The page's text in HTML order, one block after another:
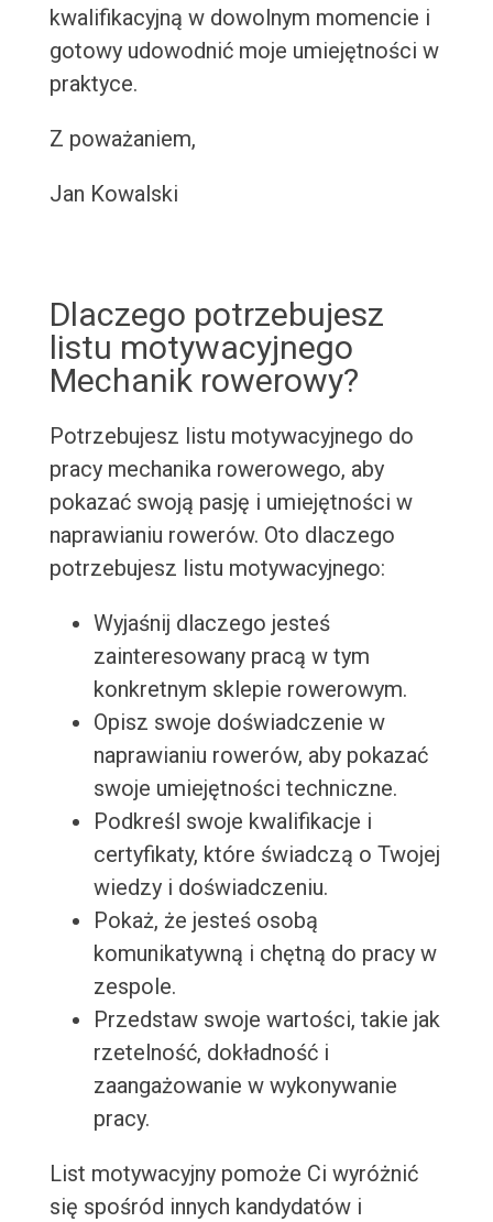
kwalifikacyjną w dowolnym momencie i
gotowy udowodnić moje umiejętności w
praktyce.
Z poważaniem,
Jan Kowalski
Dlaczego potrzebujesz
listu motywacyjnego
Mechanik rowerowy?
Potrzebujesz listu motywacyjnego do
pracy mechanika rowerowego, aby
pokazać swoją pasję i umiejętności w
naprawianiu rowerów. Oto dlaczego
potrzebujesz listu motywacyjnego:
Wyjaśnij dlaczego jesteś
zainteresowany pracą w tym
konkretnym sklepie rowerowym.
Opisz swoje doświadczenie w
naprawianiu rowerów, aby pokazać
swoje umiejętności techniczne.
Podkreśl swoje kwalifikacje i
certyfikaty, które świadczą o Twojej
wiedzy i doświadczeniu.
Pokaż, że jesteś osobą
komunikatywną i chętną do pracy w
zespole.
Przedstaw swoje wartości, takie jak
rzetelność, dokładność i
zaangażowanie w wykonywanie
pracy.
List motywacyjny pomoże Ci wyróżnić
się spośród innych kandydatów i